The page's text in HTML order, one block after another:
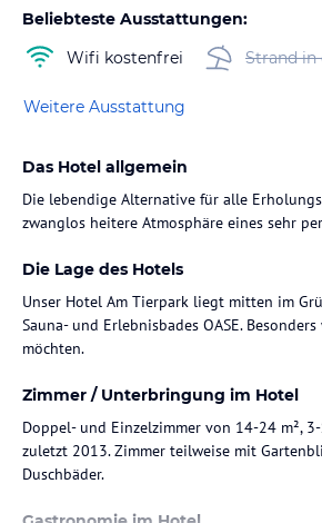
Beliebteste Ausstattungen:
Wifi kostenfrei
Strand in
Weitere Ausstattung
Das Hotel allgemein
Die lebendige Alternative für alle
Die Lage des Hotels
Unser Hotel Am Tierpark liegt mitten im
Sauna- und Erlebnisbades OASE.
möchten.
Zimmer / Unterbringung im Hotel
Doppel- und Einzelzimmer von 14-24 m²,
zuletzt 2013. Zimmer teilweise mit
Duschbäder.